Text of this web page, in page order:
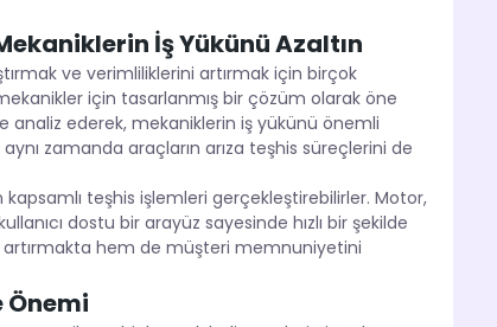
İş Yükünü Azaltın
ve verimliliklerini artırmak için birçok
için tasarlanmış bir çözüm olarak öne
analiz ederek, mekaniklerin iş yükünü önemli
zamanda araçların arıza teşhis süreçlerini de
teşhis işlemleri gerçekleştirebilirler. Motor,
dostu bir arayüz sayesinde hızlı bir şekilde
artırmakta hem de müşteri memnuniyetini
Önemi